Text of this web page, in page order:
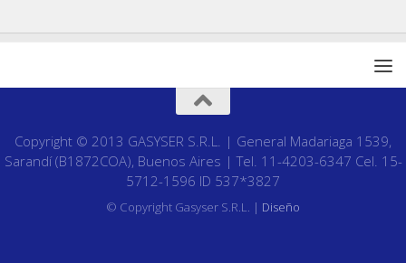
Copyright © 2013 GASYSER S.R.L. | General Madariaga 1539,
Sarandí (B1872COA), Buenos Aires | Tel. 11-4203-6347 Cel. 15-
5712-1596 ID 537*3827
© Copyright Gasyser S.R.L. | Diseño